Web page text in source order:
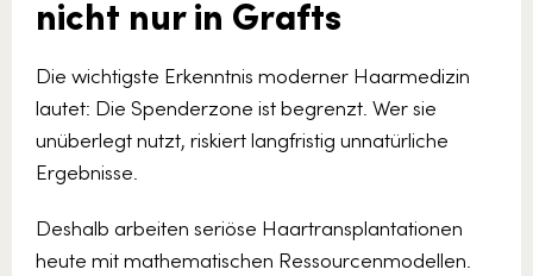
nicht nur in Grafts
Die wichtigste Erkenntnis moderner Haarmedizin
lautet: Die Spenderzone ist begrenzt. Wer sie
unüberlegt nutzt, riskiert langfristig unnatürliche
Ergebnisse.
Deshalb arbeiten seriöse Haartransplantationen
heute mit mathematischen Ressourcenmodellen.